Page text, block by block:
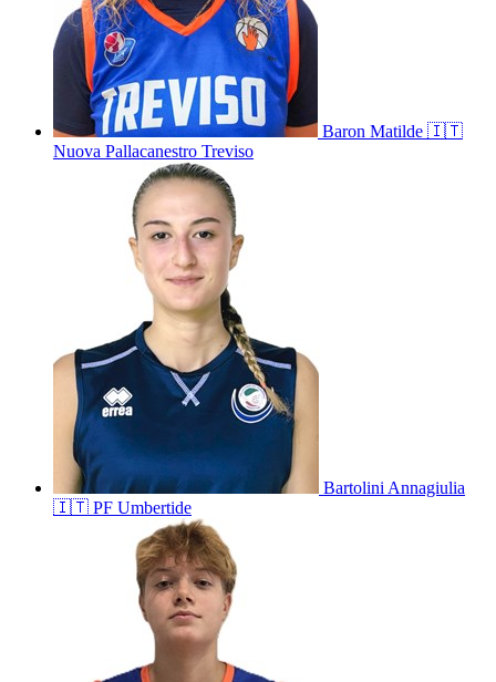
Baron Matilde 🇮🇹
Nuova Pallacanestro Treviso
Bartolini Annagiulia
🇮🇹 PF Umbertide